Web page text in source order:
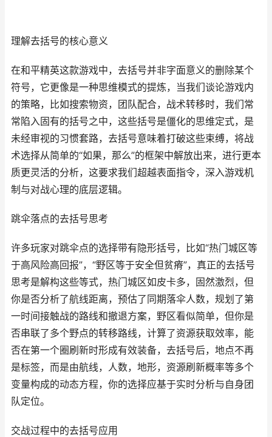
理解去括号的核心意义
在和平精英这款游戏中，去括号并非字面意义的删除某个
符号，它更像是一种思维模式的提炼，当我们谈论游戏内
的策略，比如搜索物资，团队配合，战术转移时，我们常
常陷入固有的括号之中，这些括号是僵化的思维定式，是
未经审视的习惯套路，去括号意味着打破这些束缚，将战
术选择从简单的“如果，那么”的框架中解放出来，进行更本
质更灵活的分析，这要求我们超越表面指令，深入游戏机
制与对战心理的底层逻辑。
跳伞落点的去括号思考
许多玩家对跳伞点的选择带有隐形括号，比如“热门城区等
于高风险高回报”，“野区等于安全但贫瘠”，真正的去括号
思考是解构这些等式，热门城区如皮卡多，固然激烈，但
你是否分析了航线距离，预估了同期落伞人数，规划了第
一时间接触战的路线和撤退方案，野区看似简单，但你是
否串联了多个野点的转移路线，计算了资源获取效率，能
否在第一个圈刷新时形成有效装备，去括号后，地点不再
是标签，而是由航线，人数，地形，资源刷新概率等多个
变量构成的动态方程，你的选择应基于实时分析与自身团
队定位。
交战过程中的去括号应用